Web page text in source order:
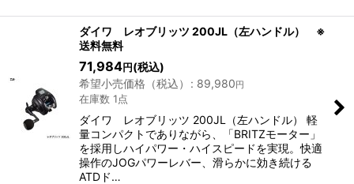
ダイワ レオブリッツ 200JL（左ハンドル） ※
送料無料
71,984円 (税込)
希望小売価格（税込）
: 89,980円
在庫数 1点
ダイワ レオブリッツ 200JL（左ハンドル） 軽
量コンパクトでありながら、「BRITZモーター」
を採用しハイパワー・ハイスピードを実現。快適
操作のJOGパワーレバー、滑らかに効き続ける
ATDド…